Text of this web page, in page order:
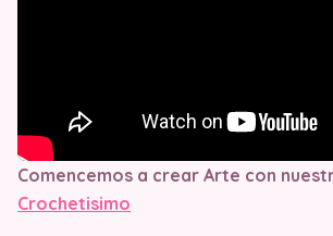
Comencemos a crear Arte con
Crochetisimo